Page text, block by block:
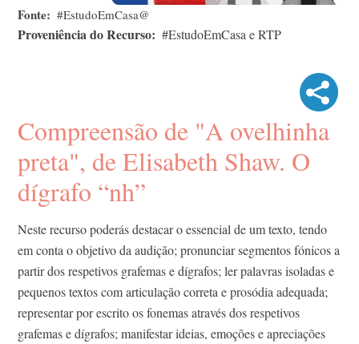
Fonte #EstudoEmCasa@
Proveniência do Recurso #EstudoEmCasa e RTP
Compreensão de "A ovelhinha
preta", de Elisabeth Shaw. O
dígrafo “nh”
Neste recurso poderás destacar o essencial de um texto, tendo
em conta o objetivo da audição; pronunciar segmentos fónicos a
partir dos respetivos grafemas e dígrafos; ler palavras isoladas e
pequenos textos com articulação correta e prosódia adequada;
representar por escrito os fonemas através dos respetivos
grafemas e dígrafos; manifestar ideias, emoções e apreciações